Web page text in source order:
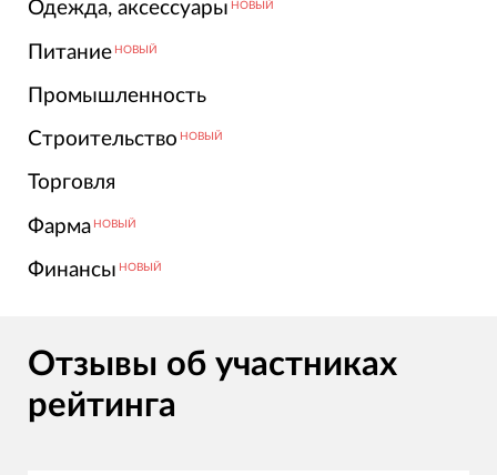
Одежда, аксессуары НОВЫЙ
Питание НОВЫЙ
Промышленность
Строительство НОВЫЙ
Торговля
Фарма НОВЫЙ
Финансы НОВЫЙ
Отзывы об участниках
рейтинга